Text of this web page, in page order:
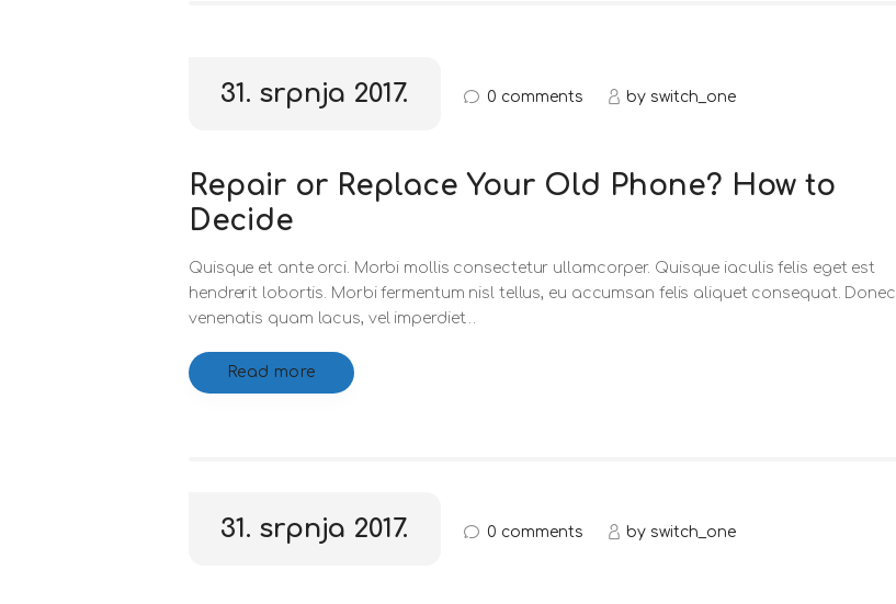
31. srpnja 2017. 0 comments by switch_one
Repair or Replace Your Old Phone? How to
Decide
Quisque et ante orci. Morbi mollis consectetur ullamcorper. Quisque iaculis felis eget est
hendrerit lobortis. Morbi fermentum nisl tellus, eu accumsan felis aliquet consequat. Donec
venenatis quam lacus, vel imperdiet…
Read more
31. srpnja 2017. 0 comments by switch_one